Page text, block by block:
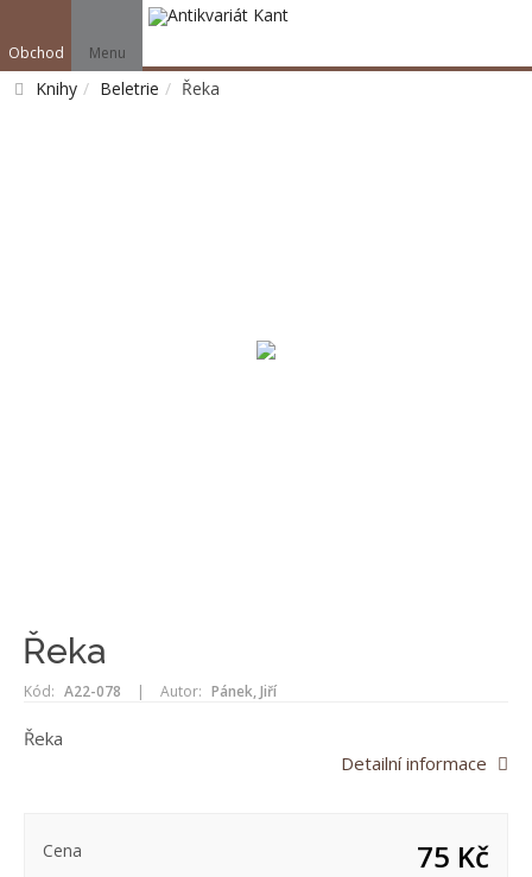
Obchod Menu
Knihy Beletrie Řeka
Řeka
Kód: A22-078 | Autor: Pánek, Jiří
Řeka
Detailní informace
Cena 75 Kč